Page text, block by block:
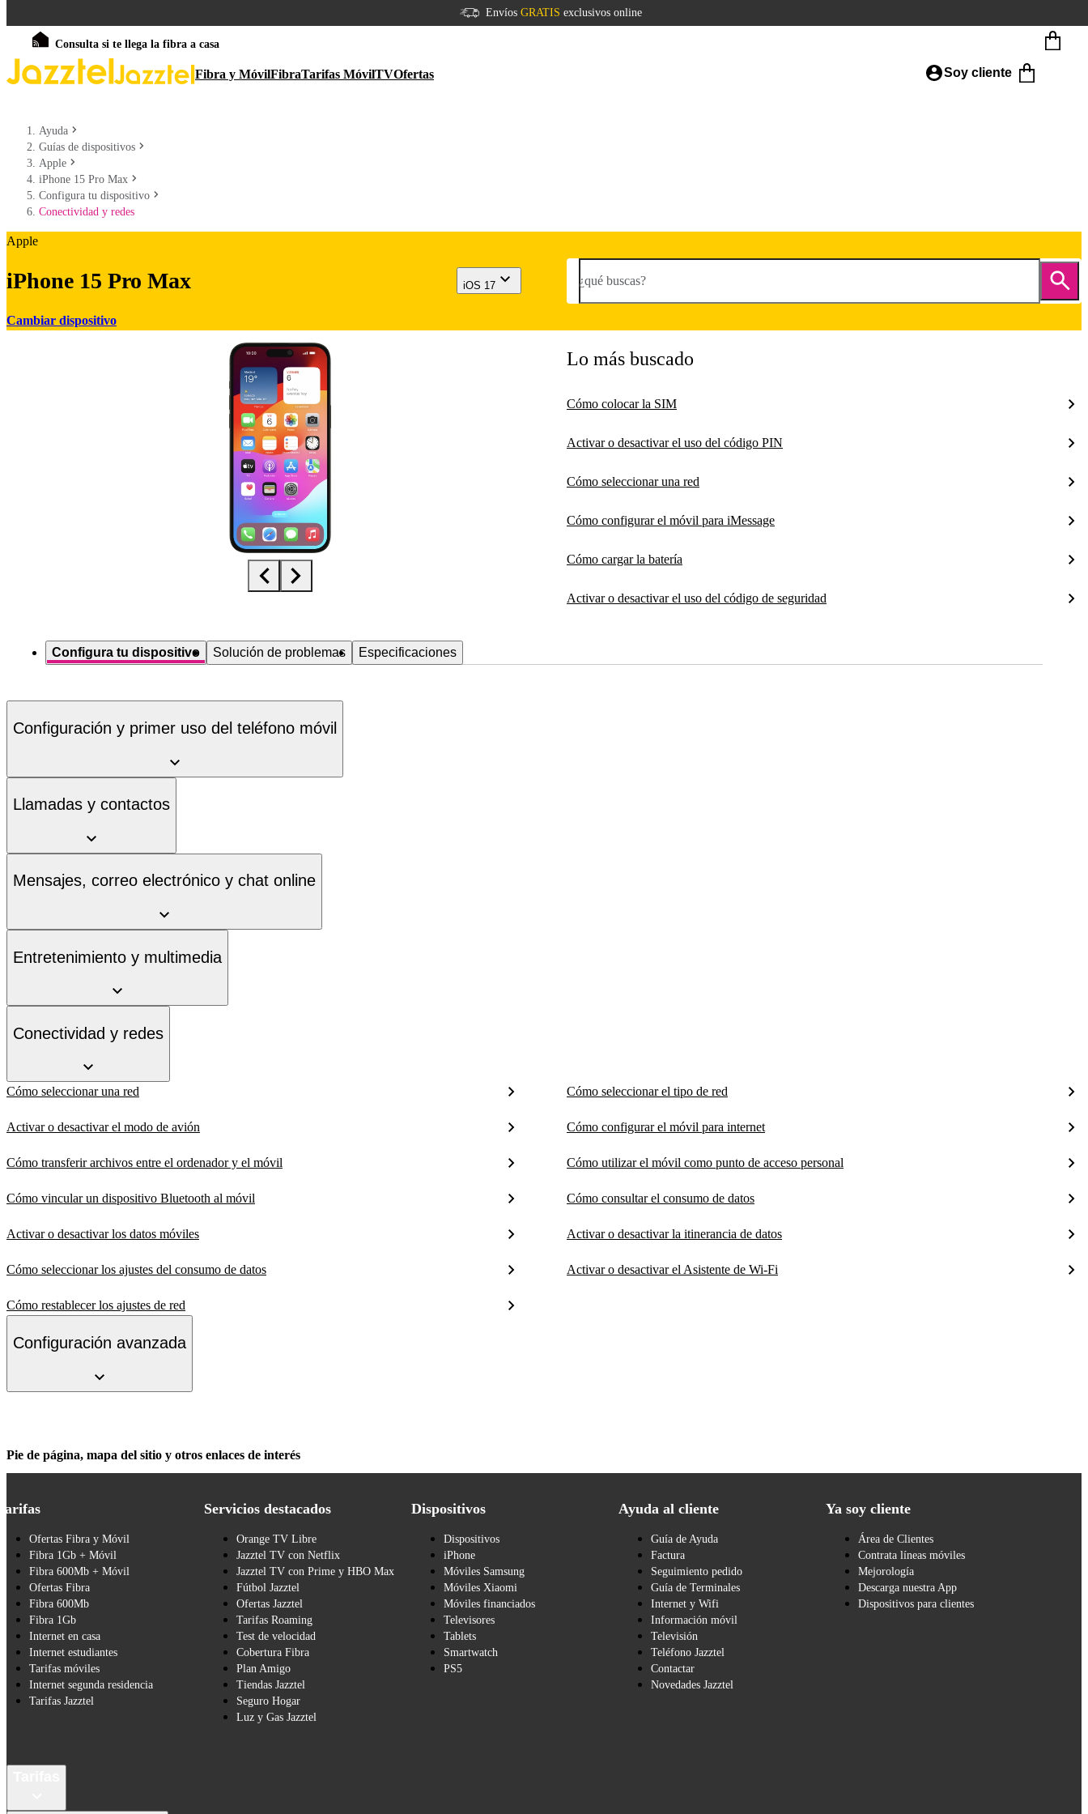
Envíos GRATIS exclusivos online
Consulta si te llega la fibra a casa
Fibra y MóvilFibraTarifas MóvilTVOfertas Soy cliente
Ayuda
Guías de dispositivos
Apple
iPhone 15 Pro Max
Configura tu dispositivo
Conectividad y redes
Apple
iPhone 15 Pro Max
Cambiar dispositivo
iOS 17 ¿qué buscas?
Lo más buscado
Cómo colocar la SIM
Activar o desactivar el uso del código PIN
Cómo seleccionar una red
Cómo configurar el móvil para iMessage
Cómo cargar la batería
Activar o desactivar el uso del código de seguridad
Configura tu dispositivo Solución de problemas Especificaciones
Configuración y primer uso del teléfono móvil
Llamadas y contactos
Mensajes, correo electrónico y chat online
Entretenimiento y multimedia
Conectividad y redes
Cómo seleccionar una red Cómo seleccionar el tipo de red
Activar o desactivar el modo de avión Cómo configurar el móvil para internet
Cómo transferir archivos entre el ordenador y el móvil Cómo utilizar el móvil como punto de acceso personal
Cómo vincular un dispositivo Bluetooth al móvil Cómo consultar el consumo de datos
Activar o desactivar los datos móviles Activar o desactivar la itinerancia de datos
Cómo seleccionar los ajustes del consumo de datos Activar o desactivar el Asistente de Wi-Fi
Cómo restablecer los ajustes de red
Configuración avanzada
Pie de página, mapa del sitio y otros enlaces de interés
Ofertas Fibra y Móvil
Fibra 1Gb + Móvil
Fibra 600Mb + Móvil
Ofertas Fibra
Fibra 600Mb
Fibra 1Gb
Internet en casa
Internet estudiantes
Tarifas móviles
Internet segunda residencia
Tarifas Jazztel
Servicios destacados
Orange TV Libre
Jazztel TV con Netflix
Jazztel TV con Prime y HBO Max
Fútbol Jazztel
Ofertas Jazztel
Tarifas Roaming
Test de velocidad
Cobertura Fibra
Plan Amigo
Tiendas Jazztel
Seguro Hogar
Luz y Gas Jazztel
Dispositivos
Dispositivos
iPhone
Móviles Samsung
Móviles Xiaomi
Móviles financiados
Televisores
Tablets
Smartwatch
PS5
Ayuda al cliente
Guía de Ayuda
Factura
Seguimiento pedido
Guía de Terminales
Internet y Wifi
Información móvil
Televisión
Teléfono Jazztel
Contactar
Novedades Jazztel
Ya soy cliente
Área de Clientes
Contrata líneas móviles
Mejorología
Descarga nuestra App
Dispositivos para clientes